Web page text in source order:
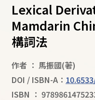
Lexical
Mamdarin
構詞法
作者 ： 馬振國(著)
DOI / ISBN-A：
ISBN ：